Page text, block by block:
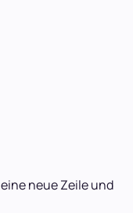
neue Zeile und